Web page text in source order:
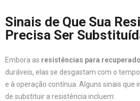
Sinais de Que Sua
Precisa Ser
Embora as resistências para
duráveis, elas se desgastam com o
e à operação contínua. Alguns sinais que
de substituir a resistência incluem: